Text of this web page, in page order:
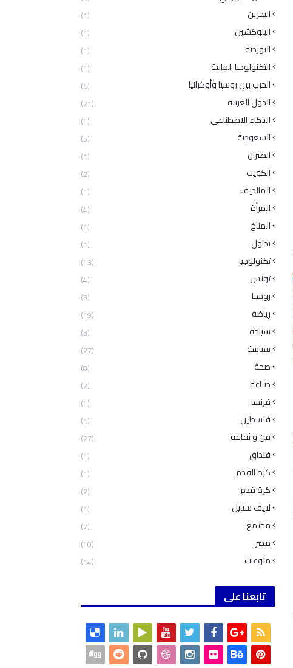
البحرين (1)
البلوكشين (1)
البورصة (1)
التكنولوجيا المالية (1)
الحرب بين روسيا وأوكرانيا (6)
الدول العربية (21)
الذكاء الاصطناعي (1)
السعودية (5)
الطيران (1)
الكويت (2)
المالديف (1)
المرأة (4)
المناخ (1)
تداول (1)
تكنولوجيا (13)
تونس (4)
روسيا (3)
رياضة (19)
سياحة (3)
سياسة (27)
صحة (8)
صناعة (2)
فرنسا (1)
فلسطين (1)
فن و ثقافة (27)
فنداق (1)
كرة القدم (1)
كرة قدم (2)
لايف ستايل (1)
مجتمع (7)
مصر (10)
منوعات (14)
تابعنا على